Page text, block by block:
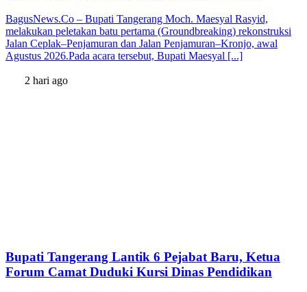
BagusNews.Co – Bupati Tangerang Moch. Maesyal Rasyid,
melakukan peletakan batu pertama (Groundbreaking) rekonstruksi
Jalan Ceplak–Penjamuran dan Jalan Penjamuran–Kronjo, awal
Agustus 2026.Pada acara tersebut, Bupati Maesyal [...]
2 hari ago
Bupati Tangerang Lantik 6 Pejabat Baru, Ketua
Forum Camat Duduki Kursi Dinas Pendidikan